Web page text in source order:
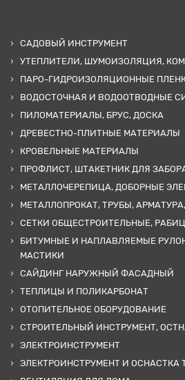
САДОВЫЙ ИНСТРУМЕНТ
УТЕПЛИТЕЛИ, ШУМОИЗОЛЯЦИЯ,
ПАРО-ГИДРОИЗОЛЯЦИОННЫЕ
ВОДОСТОЧНАЯ И ВОДООТВОДНЫЕ
ПИЛОМАТЕРИАЛЫ, БРУС, ДОСКА
ДРЕВЕСТНО-ПЛИТНЫЕ МАТЕРИАЛЫ
КРОВЕЛЬНЫЕ МАТЕРИАЛЫ
ПРОФЛИСТ, ШТАКЕТНИК ДЛЯ
МЕТАЛЛОЧЕРЕПИЦА, ДОБОРНЫЕ
МЕТАЛЛОПРОКАТ, ТРУБЫ,
СЕТКИ ОБЩЕСТРОИТЕЛЬНЫЕ,
БИТУМНЫЕ И НАПЛАВЛЯЕМЫЕ
МАСТИКИ
САЙДИНГ НАРУЖНЫЙ ФАСАДНЫЙ
ТЕПЛИЦЫ И ПОЛИКАРБОНАТ
ОТОПИТЕЛЬНОЕ ОБОРУДОВАНИЕ
СТРОИТЕЛЬНЫЙ ИНСТРУМЕНТ,
ЭЛЕКТРОИНСТРУМЕНТ
ЭЛЕКТРОИНСТРУМЕНТ И ОСНАСТКА